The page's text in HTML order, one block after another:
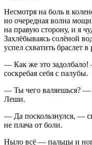
Несмотря на боль в
но очередная волна
на правую сторону, и я
Захлёбываясь солёной
успел схватить браслет
— Как же это задолбало!
соскребая себя с палубы.
— Ты чего валяешься? —
Леши.
— Да поскользнулся, —
не плача от боли.
Ныло всё — пальцы и